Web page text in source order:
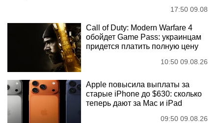
17:50 09.08
Call of Duty: Modern Warfare 4
обойдет Game Pass: украинцам
придется платить полную цену
10:50 09.08.26
Apple повысила выплаты за
старые iPhone до $630: сколько
теперь дают за Mac и iPad
09:50 09.08.26